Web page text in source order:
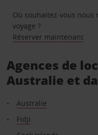
Où souhaitez-vous
voyage ?
Réserver maintenant
Agences de
Australie et
Australie
Fidji